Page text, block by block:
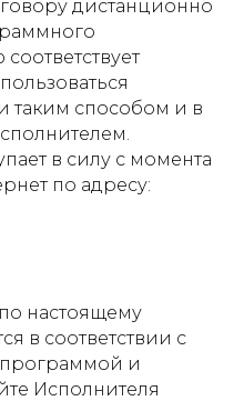
дистанционно
таким способом и в
в силу с момента
по адресу:
по настоящему
в соответствии с
и
Исполнителя